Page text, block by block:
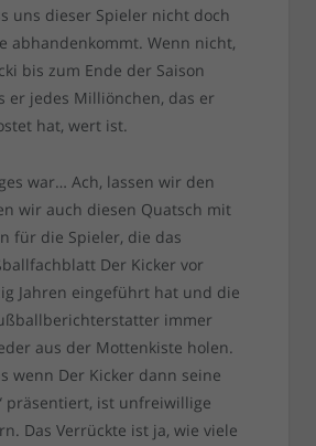
uns dieser Spieler nicht doch
abhandenkommt. Wenn nicht,
bis zum Ende der Saison
er jedes Milliönchen, das er
hat, wert ist.
war… Ach, lassen wir den
wir auch diesen Quatsch mit
für die Spieler, die das
Der Kicker vor
Jahren eingeführt hat und die
immer
aus der Mottenkiste holen.
wenn Der Kicker dann seine
präsentiert, ist unfreiwillige
Das Verrückte ist ja, wie viele